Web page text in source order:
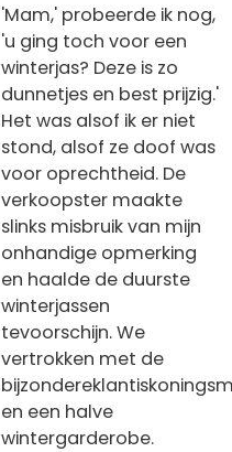
'Mam,' probeerde ik nog,
'u ging toch voor een
winterjas? Deze is zo
dunnetjes en best prijzig.'
Het was alsof ik er niet
stond, alsof ze doof was
voor oprechtheid. De
verkoopster maakte
slinks misbruik van mijn
onhandige opmerking
en haalde de duurste
winterjassen
tevoorschijn. We
vertrokken met de
en een halve
wintergarderobe.